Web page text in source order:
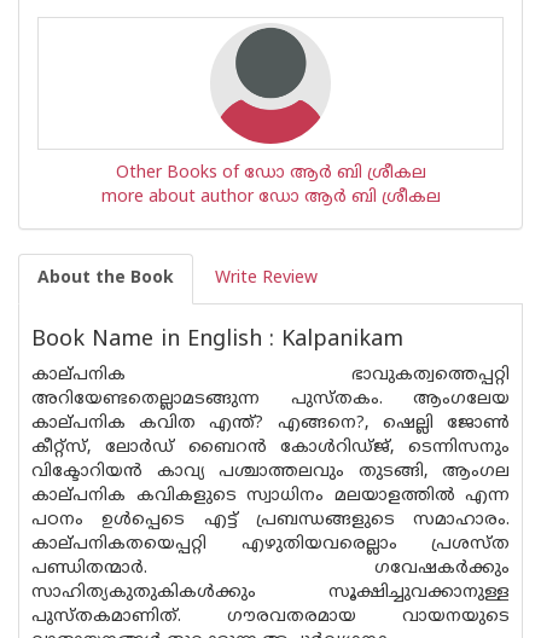
Other Books of ഡോ ആർ ബി ശ്രീകല
more about author ഡോ ആർ ബി ശ്രീകല
About the Book Write Review
Book Name in English : Kalpanikam
കാല്‌പനിക ഭാവുകത്വത്തെപ്പറ്റി
അറിയേണ്ടതെല്ലാമടങ്ങുന്ന പുസ്‌തകം. ആംഗലേയ
കാല്‌പനിക കവിത എന്ത്? എങ്ങനെ?, ഷെല്ലി ജോൺ
കീറ്റ്സ്, ലോർഡ് ബൈറൻ കോൾറിഡ്‌ജ്, ടെന്നിസനും
വിക്ടോറിയൻ കാവ്യ പശ്ചാത്തലവും തുടങ്ങി, ആംഗല
കാല്‌പനിക കവികളുടെ സ്വാധിനം മലയാളത്തിൽ എന്ന
പഠനം ഉൾപ്പെടെ എട്ട് പ്രബന്ധങ്ങളുടെ സമാഹാരം.
കാല്‌പനികതയെപ്പറ്റി എഴുതിയവരെല്ലാം പ്രശസ്‌ത
പണ്ഡിതന്മാർ. ഗവേഷകർക്കും
സാഹിത്യകുതുകികൾക്കും സൂക്ഷിച്ചുവക്കാനുള്ള
പുസ്‌തകമാണിത്. ഗൗരവതരമായ വായനയുടെ